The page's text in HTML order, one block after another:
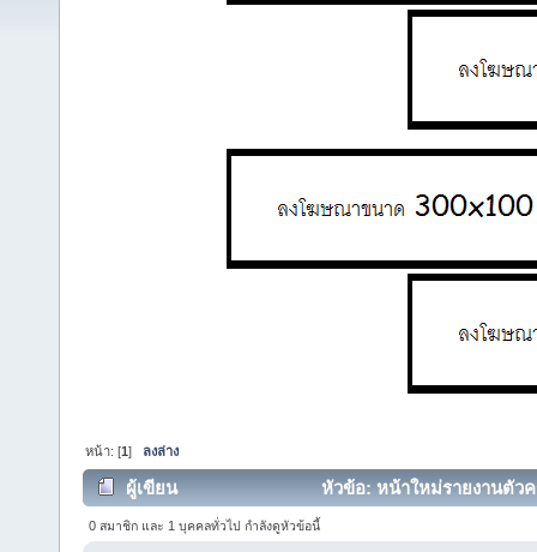
หน้า: [1] ลงล่าง
ผู้เขียน หัวข้อ: หน้าใหม่รายงานตัว
0 สมาชิก และ 1 บุคคลทั่วไป กำลังดูหัวข้อนี้